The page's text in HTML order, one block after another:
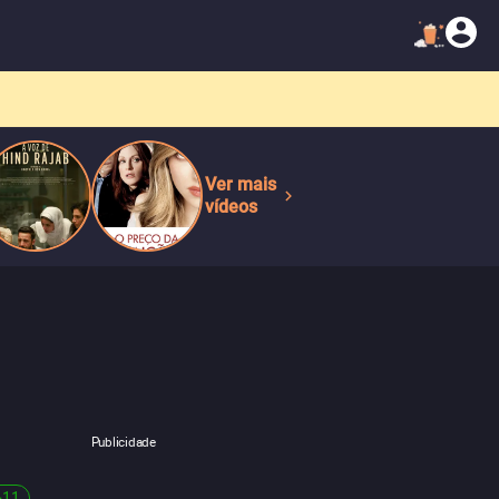
Ver mais
vídeos
Publicidade